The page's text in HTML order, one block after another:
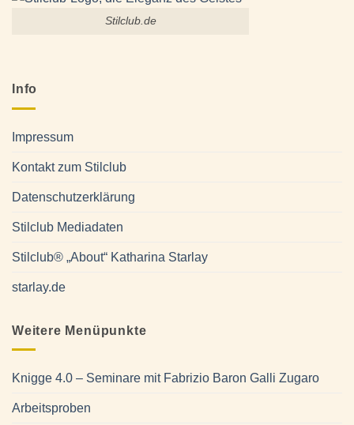
Stilclub.de
Info
Impressum
Kontakt zum Stilclub
Datenschutzerklärung
Stilclub Mediadaten
Stilclub® „About“ Katharina Starlay
starlay.de
Weitere Menüpunkte
Knigge 4.0 – Seminare mit Fabrizio Baron Galli Zugaro
Arbeitsproben